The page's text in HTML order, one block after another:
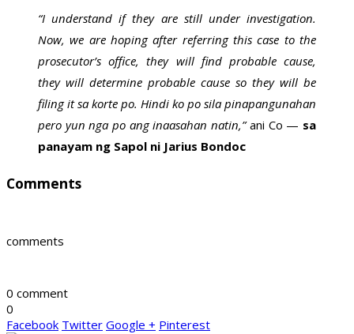
“I understand if they are still under investigation.
Now, we are hoping after referring this case to the
prosecutor’s office, they will find probable cause,
they will determine probable cause so they will be
filing it sa korte po. Hindi ko po sila pinapangunahan
pero yun nga po ang inaasahan natin,”ani Co — sa
panayam ng Sapol ni Jarius Bondoc
Comments
comments
0 comment
0
Facebook Twitter Google + Pinterest